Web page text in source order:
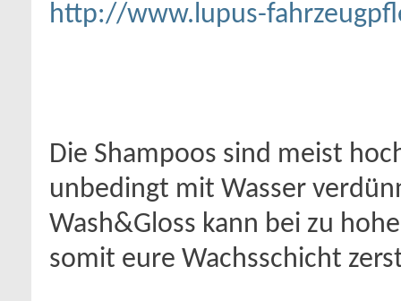
http://www.lupus-
Die Shampoos sind meist
unbedingt mit Wasser
Wash&Gloss kann bei zu
somit eure Wachsschicht